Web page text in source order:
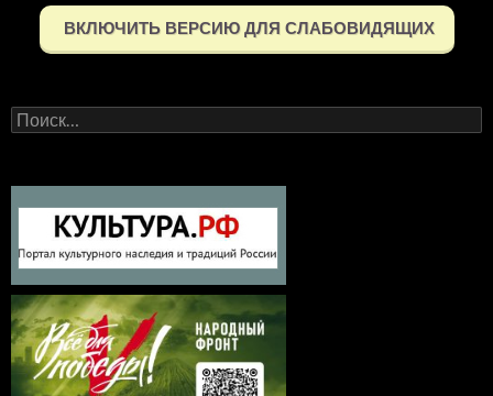
ВКЛЮЧИТЬ ВЕРСИЮ ДЛЯ СЛАБОВИДЯЩИХ
Найти: